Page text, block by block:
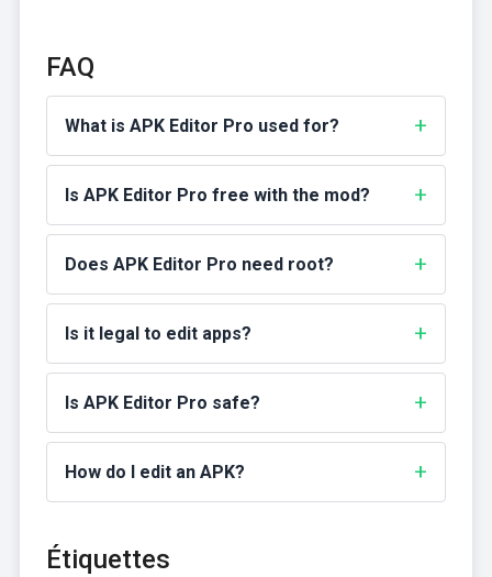
FAQ
What is APK Editor Pro used for?
Is APK Editor Pro free with the mod?
Does APK Editor Pro need root?
Is it legal to edit apps?
Is APK Editor Pro safe?
How do I edit an APK?
Étiquettes